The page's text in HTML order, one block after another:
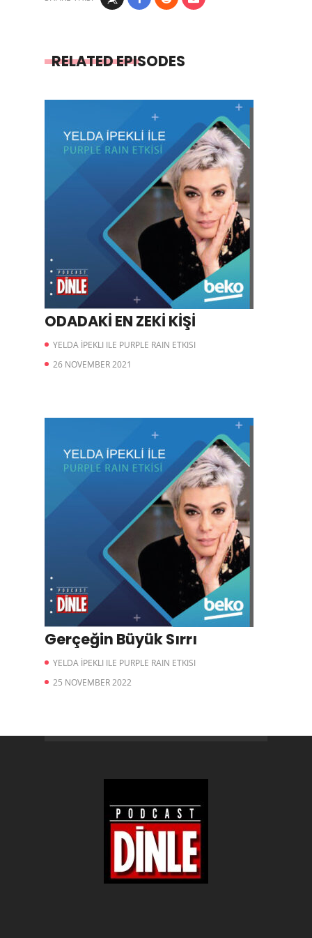
RELATED EPISODES
ODADAKİ EN ZEKİ KİŞİ
YELDA İPEKLI ILE PURPLE RAIN ETKISI
26 NOVEMBER 2021
Gerçeğin Büyük Sırrı
YELDA İPEKLI ILE PURPLE RAIN ETKISI
25 NOVEMBER 2022